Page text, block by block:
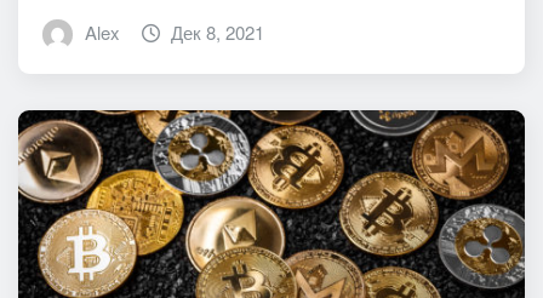
Alex Дек 8, 2021